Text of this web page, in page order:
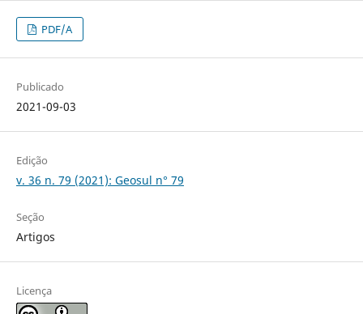
PDF/A
Publicado
2021-09-03
Edição
v. 36 n. 79 (2021): Geosul n° 79
Seção
Artigos
Licença